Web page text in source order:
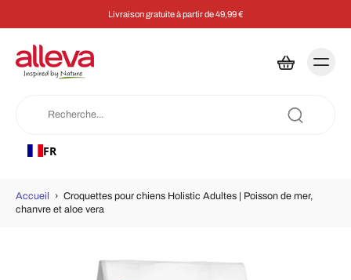
Livraison gratuite à partir de 49,99 €
FR
Accueil › Croquettes pour chiens Holistic Adultes | Poisson de mer,
chanvre et aloe vera